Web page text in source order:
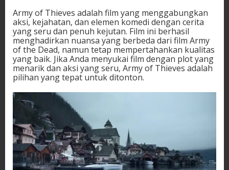
Army of Thieves adalah film yang menggabungkan
aksi, kejahatan, dan elemen komedi dengan cerita
yang seru dan penuh kejutan. Film ini berhasil
menghadirkan nuansa yang berbeda dari film Army
of the Dead, namun tetap mempertahankan kualitas
yang baik. Jika Anda menyukai film dengan plot yang
menarik dan aksi yang seru, Army of Thieves adalah
pilihan yang tepat untuk ditonton.